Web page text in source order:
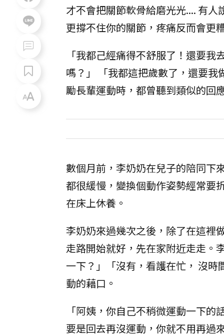
才不會把關節軟骨給磨光光.... 有
更撐不住你的關節，疼痛反而會更
「我都己經痛得不舒服了！還要
嗎？」 「我都這把歲數了，還要
勵長輩運動時，都曾聽到類似的回
數個月前，李奶奶在兒子的陪同下
都很緩慢，變換個動作姿勢經常要
在床上休養。
李奶奶來過幾次之後，除了在這裡
走路開始就好，先在家附近走走。
一下？」「沒有，看護在忙， 沒
動的藉口。
「阿姨，你自己不稍微運動一下
要是回去再沒運動，你就不用再過